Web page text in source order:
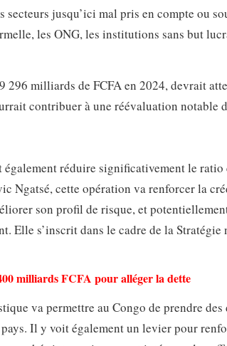
jusqu’ici mal pris en compte ou
les ONG, les institutions sans but
296 milliards de FCFA en 2024, devrait
contribuer à une réévaluation notable
réduire significativement le ratio
Ngatsé, cette opération va renforcer la
son profil de risque, et
Elle s’inscrit dans le cadre de la Stratégie
milliards FCFA pour alléger la dette
va permettre au Congo de prendre des
Il y voit également un levier pour